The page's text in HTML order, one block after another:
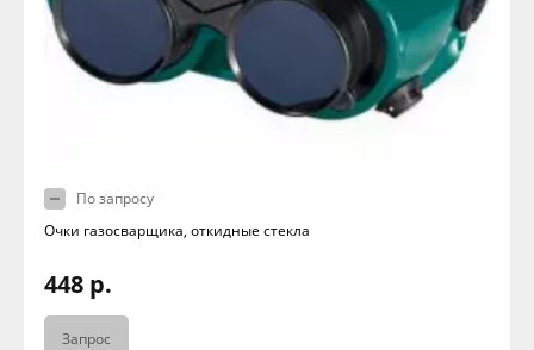
По запросу
Очки газосварщика, откидные стекла
448 р.
Запрос